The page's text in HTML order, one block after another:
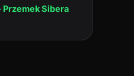
Sibera